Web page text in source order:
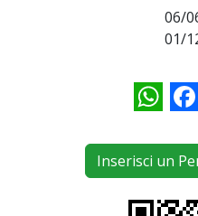
06/
01/
Inserisci un